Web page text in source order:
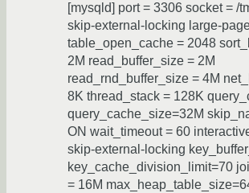
[mysqld] port = 3306 socket = /
skip-external-locking large-
table_open_cache = 2048
2M read_buffer_size = 2M
read_rnd_buffer_size = 4M
8K thread_stack = 128K
query_cache_size=32M
ON wait_timeout = 60
skip-external-locking
key_cache_division_limit=70
= 16M